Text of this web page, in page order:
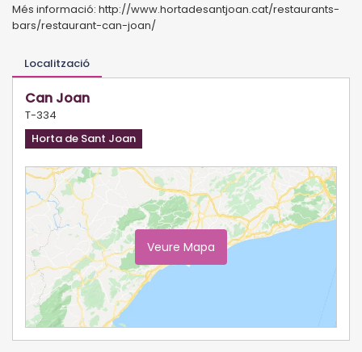
Més informació: http://www.hortadesantjoan.cat/restaurants-
bars/restaurant-can-joan/
Localització
Can Joan
T-334
Horta de Sant Joan
Veure Mapa